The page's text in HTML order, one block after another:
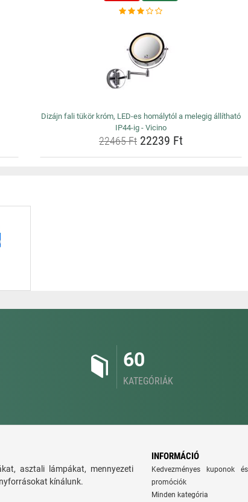
Dizájn fali tükör króm, LED-es homálytól a melegig állítható
IP44-ig - Vicino
22465 Ft22239 Ft
60
KATEGÓRIÁK
asztali lámpákat, mennyezeti
kínálunk.
INFORMÁCIÓ
Kedvezményes kuponok és
promóciók
Minden kategória